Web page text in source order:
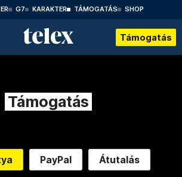
G7 KARAKTER TÁMOGATÁS SHOP
Támogatás
Támogatás
PayPal Átutalás